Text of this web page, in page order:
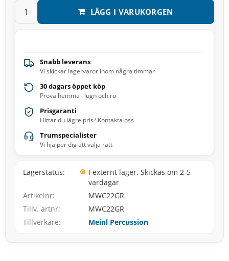
LÄGG I VARUKORGEN
Snabb leverans
Vi skickar lagervaror inom några timmar
30 dagars öppet köp
Prova hemma i lugn och ro
Prisgaranti
Hittar du lägre pris? Kontakta oss
Trumspecialister
Vi hjälper dig att välja rätt
Lagerstatus
I externt lager. Skickas om 2-5
vardagar
Artikelnr
MWC22GR
Tillv. artnr
MWC22GR
Tillverkare
Meinl Percussion